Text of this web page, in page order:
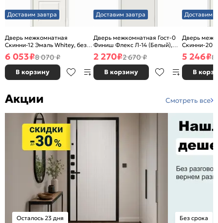
Доставим завтра
Дверь межкомнатная
Скинни-12 Эмаль Whitey, без
декора, глухая, без стекла,
без кромки, скиновая
6 053₽8 070 ₽
В корзину
Доставим завтра
Дверь межкомнатная Гост-0
Финиш Флекс Л-14 (Белый),
глухая, каркасно-щитовая
2 270₽2 670 ₽
В корзину
Доставим
Дверь
Скинни-20
декора,
без кромки,
5 246₽8
В
Акции Смотреть все
Осталось 23 дня Без срока